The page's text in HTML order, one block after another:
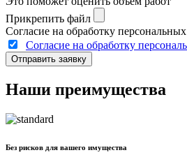
Прикрепить файл
Согласие на обработку
Согласие на обработку
Отправить заявку
Наши преимущества
Без рисков для вашего имущества